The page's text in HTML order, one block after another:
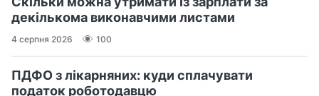
декількома виконавчими листами
4 серпня 2026 100
ПДФО з лікарняних: куди сплачувати
податок роботодавцю